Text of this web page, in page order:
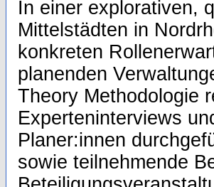
In einer explorativen,
Mittelstädten in
konkreten
planenden
Theory Methodologie
Experteninterviews
Planer:innen
sowie teilnehmende